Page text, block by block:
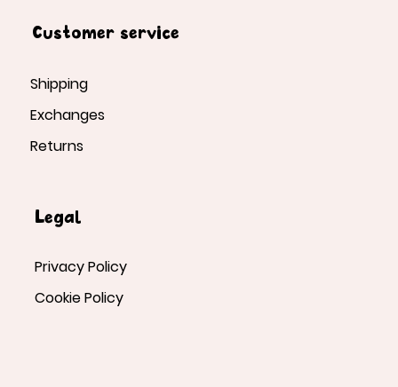
Customer service
Shipping
Exchanges
Returns
Legal
Privacy Policy
Cookie Policy